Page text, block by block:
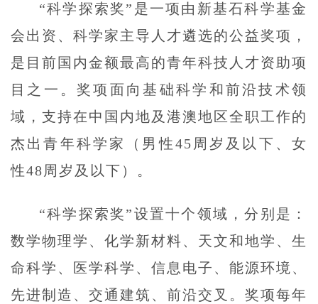
“科学探索奖”是一项由新基石科学基金
会出资、科学家主导人才遴选的公益奖项，
是目前国内金额最高的青年科技人才资助项
目之一。奖项面向基础科学和前沿技术领
域，支持在中国内地及港澳地区全职工作的
杰出青年科学家（男性45周岁及以下、女
性48周岁及以下）。
“科学探索奖”设置十个领域，分别是：
数学物理学、化学新材料、天文和地学、生
命科学、医学科学、信息电子、能源环境、
先进制造、交通建筑、前沿交叉。奖项每年